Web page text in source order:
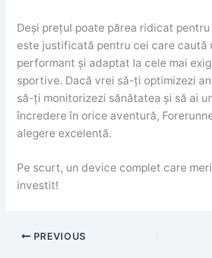
Deși prețul poate părea ridicat
este justificată pentru cei care caută
performant și adaptat la cele mai
sportive. Dacă vrei să-ți optimizezi
să-ți monitorizezi sănătatea și să ai
încredere în orice aventură,
alegere excelentă.
Pe scurt, un device complet care
investit!
PREVIOUS